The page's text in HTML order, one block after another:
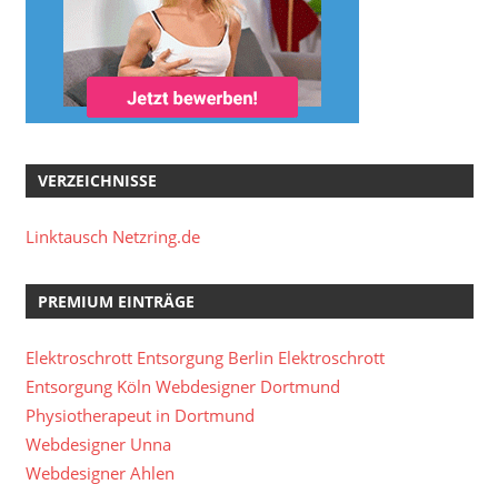
VERZEICHNISSE
Linktausch Netzring.de
PREMIUM EINTRÄGE
Elektroschrott Entsorgung Berlin Elektroschrott
Entsorgung Köln Webdesigner Dortmund
Physiotherapeut in Dortmund
Webdesigner Unna
Webdesigner Ahlen